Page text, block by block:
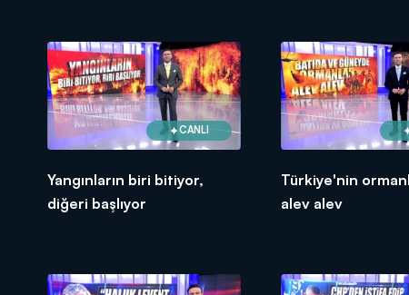
CANLI
Yangınların biri bitiyor,
diğeri başlıyor
Türkiye'nin
alev alev